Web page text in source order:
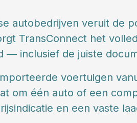
autobedrijven veruit de
TransConnect het
— inclusief de juiste
voertuigen
om één auto of een
en een vaste